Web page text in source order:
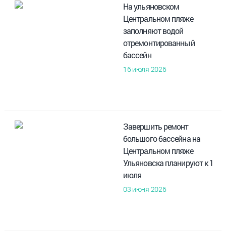
На ульяновском
Центральном пляже
заполняют водой
отремонтированный
бассейн
16 июля 2026
Завершить ремонт
большого бассейна на
Центральном пляже
Ульяновска планируют к 1
июля
03 июня 2026